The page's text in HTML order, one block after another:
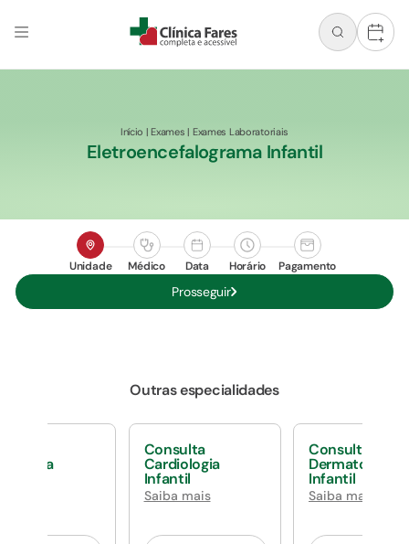
+
Início |Exames | Exames Laboratoriais
Eletroencefalograma Infantil
Unidade Médico Data Horário Pagamento
Prosseguir
Outras especialidades
Consulta
Cardiologia
Infantil
Saiba mais
Consulta
Dermatologia
Infantil
Saiba mais